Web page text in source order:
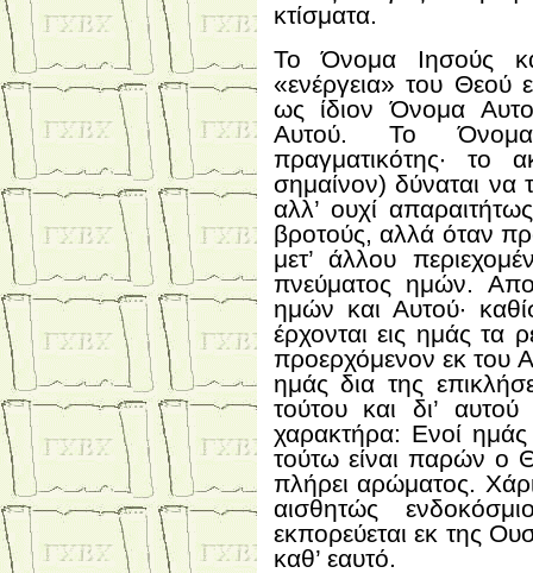
κτίσματα.
Το Όνομα Ιησούς
«ενέργεια» του Θεού
ως ίδιον Όνομα
Αυτού. Το Όνομα
πραγματικότης· το
σημαίνον) δύναται να
αλλ’ ουχί
βροτούς, αλλά όταν
μετ’ άλλου
πνεύματος ημών.
ημών και Αυτού·
έρχονται εις ημάς τα
προερχόμενον εκ του
ημάς δια της
τούτου και δι’
χαρακτήρα: Ενοί
τούτω είναι παρών ο
πλήρει αρώματος.
αισθητώς
εκπορεύεται εκ της
καθ’ εαυτό.